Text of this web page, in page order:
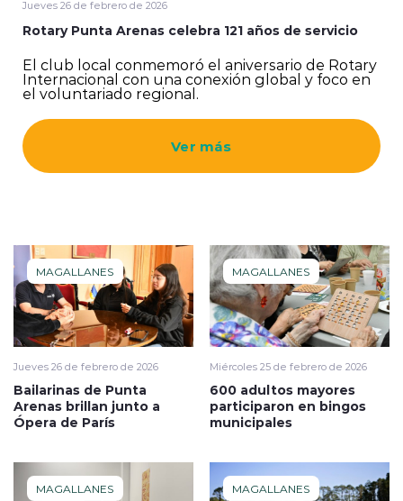
Jueves 26 de febrero de 2026
Rotary Punta Arenas celebra 121 años de servicio
El club local conmemoró el aniversario de Rotary
Internacional con una conexión global y foco en
el voluntariado regional.
Ver más
MAGALLANES
Jueves 26 de febrero de 2026
Bailarinas de Punta
Arenas brillan junto a
Ópera de París
MAGALLANES
Miércoles 25 de febrero de 2026
600 adultos mayores
participaron en bingos
municipales
MAGALLANES MAGALLANES